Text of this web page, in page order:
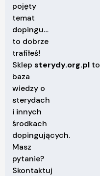
pojęty
temat
dopingu…
to dobrze
trafiłeś!
Sklep sterydy.org.pl to
baza
wiedzy o
sterydach
i innych
środkach
dopingujących.
Masz
pytanie?
Skontaktuj